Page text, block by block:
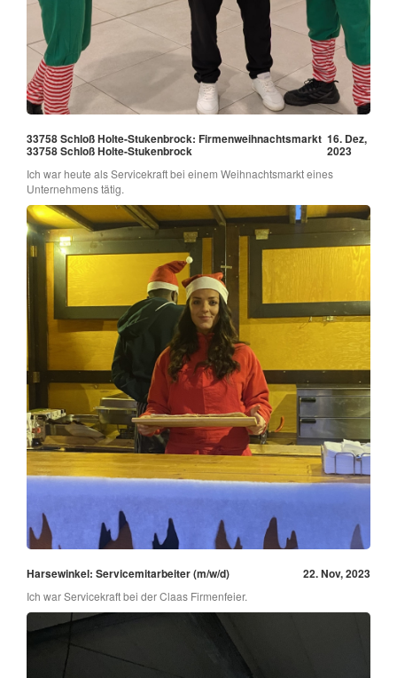
33758 Schloß Holte-Stukenbrock: Firmenweihnachtsmarkt
33758 Schloß Holte-Stukenbrock
16. Dez,
2023
Ich war heute als Servicekraft bei einem Weihnachtsmarkt eines
Unternehmens tätig.
Harsewinkel: Servicemitarbeiter (m/w/d) 22. Nov, 2023
Ich war Servicekraft bei der Claas Firmenfeier.